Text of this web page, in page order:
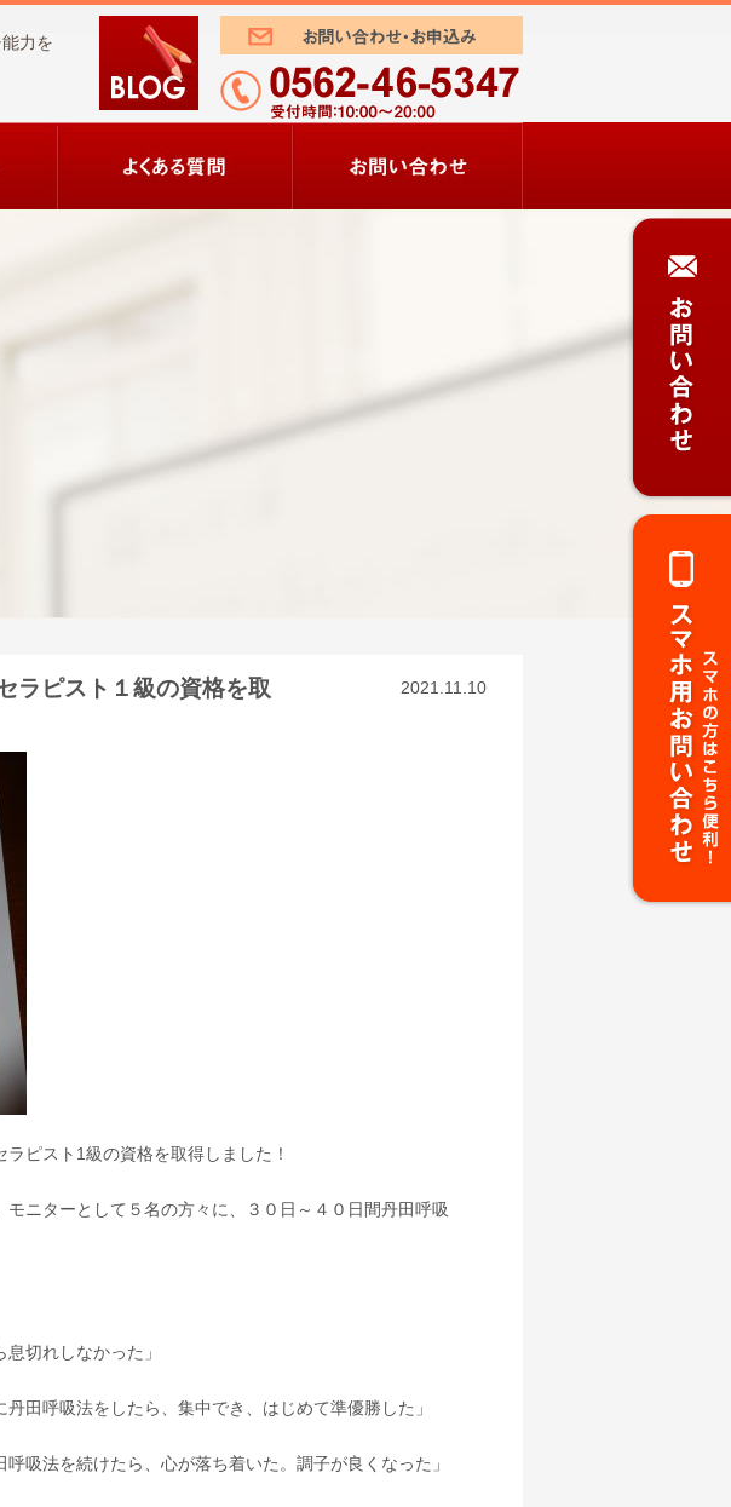
力を
ピスト１級の資格を取
2021.11.10
ピスト1級の資格を取得しました！
ニターとして５名の方々に、３０日～４０日間丹田呼吸
息切れしなかった」
丹田呼吸法をしたら、集中でき、はじめて準優勝した」
呼吸法を続けたら、心が落ち着いた。調子が良くなった」